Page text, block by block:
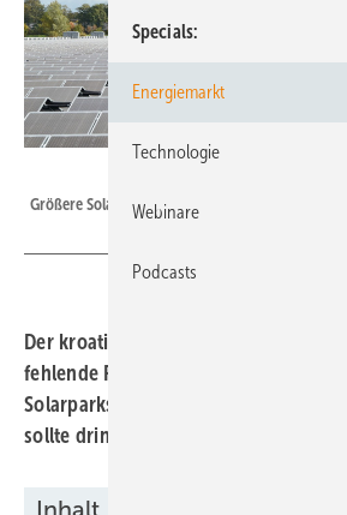
Größere Solarprojekte sind in Kroatien derzeit
Der kroatische Erneuerbaren-Verband
fehlende Regeln weiterhin den
Solarparks und Windkraftanlagen
sollte dringend eingreifen.
Inhalt
Specials
Energiemarkt
Technologie
Webinare
Podcasts